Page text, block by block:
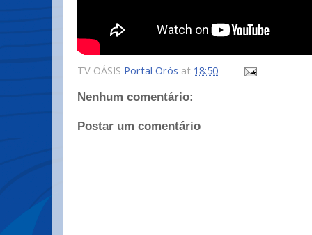
TV OÁSIS Portal Orós at 18:50
Nenhum comentário:
Postar um comentário